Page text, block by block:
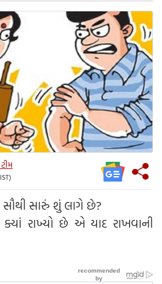
સૌથી સારું શું લાગે છે?
ક્યાં રાખ્યો છે એ યાદ રાખવાની